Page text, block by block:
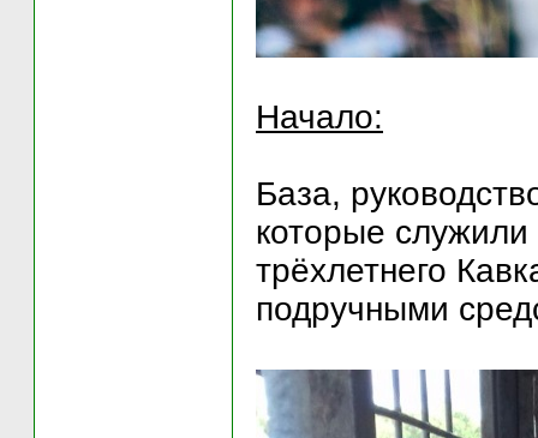
Начало:
База,
которые
трёхлетнего
подручными